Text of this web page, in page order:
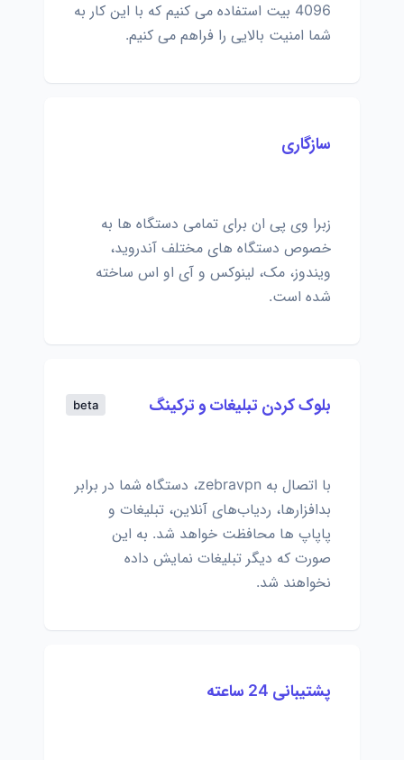
4096 بیت استفاده می کنیم که با این کار به
شما امنیت بالایی را فراهم می کنیم.
سازگاری
زبرا وی پی ان برای تمامی دستگاه ها به
خصوص دستگاه های مختلف آندروید،
ویندوز، مک، لینوکس و آی او اس ساخته
شده است.
بلوک کردن تبلیغات و ترکینگ beta
با اتصال به zebravpn، دستگاه شما در برابر
بدافزارها، ردیاب‌های آنلاین، تبلیغات و
پاپاپ ها محافظت خواهد شد. به این
صورت که دیگر تبلیغات نمایش داده
نخواهند شد.
پشتیبانی 24 ساعته